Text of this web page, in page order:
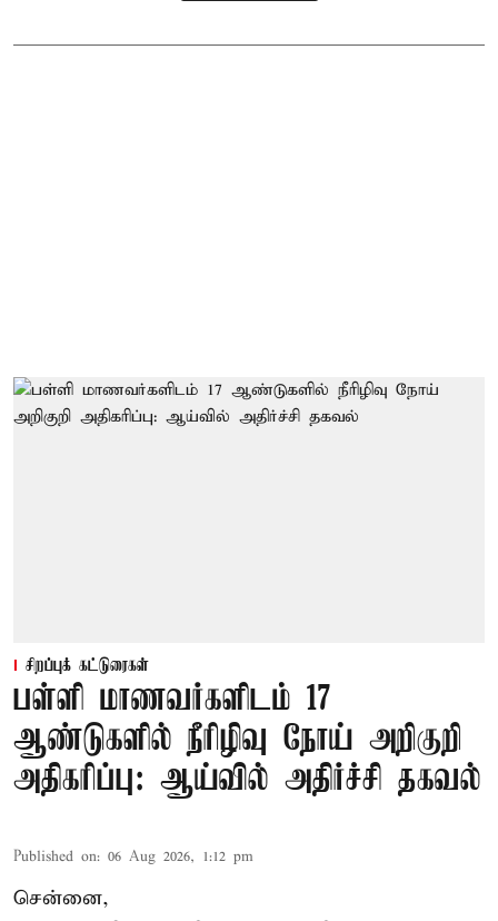
சிறப்புக் கட்டுரைகள்
பள்ளி மாணவர்களிடம் 17
ஆண்டுகளில் நீரிழிவு நோய் அறிகுறி
அதிகரிப்பு: ஆய்வில் அதிர்ச்சி தகவல்
Published on: 06 Aug 2026, 1:12 pm
சென்னை,